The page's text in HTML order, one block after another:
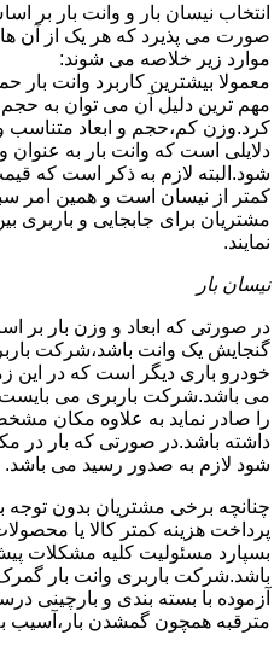
انتخاب نیسان بار و وانت بار بر
صورت می پذیرد که هر یک از آن
موارد زیر خلاصه می شوند:
معمولا بیشترین کاربرد وانت
مهم ترین دلیل آن می توان به
کرد.وزن کم،حجم و ابعاد متناسب
دلایلی است که وانت بار به
شود.البته لازم به ذکر است که
کمتر از نیسان است و همین امر
مشتریان برای جابجایی و باربری
نمایند.
نیسان بار
در صورتی که ابعاد و وزن بار بر
گنجایش یک وانت باشد،شرکت
خودرو باری دیگر است که در این
می باشد.شرکت باربری می بایست
را صادر نماید به علاوه مکان
داشته باشد.در صورتی که بار در
شود لازم به صدور رسید می باشد.
چنانچه برخی مشتریان بدون
پرداخت هزینه کمتر کالا یا
بسپارد مسئولیت کلیه مشکلات
باشد.شرکت باربری وانت بار
آزموده با بسته بندی و بارچینی
مترقبه همچون گمشدن بار،آسیب